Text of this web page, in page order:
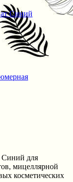
Синий для
мицеллярной
косметических